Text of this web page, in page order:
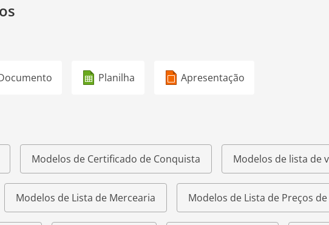
Planilha Apresentação
Modelos de Certificado de Conquista Modelos de lista de
Modelos de Lista de Mercearia Modelos de Lista de Preços